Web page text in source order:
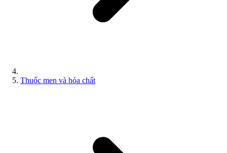
Thuốc men và hóa chất